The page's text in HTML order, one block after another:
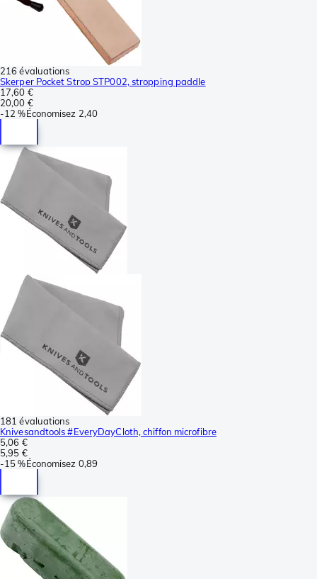
216 évaluations
Skerper Pocket Strop STP002, stropping paddle
17,60 €
20,00 €
-12 %Économisez 2,40
181 évaluations
Knivesandtools #EveryDayCloth, chiffon microfibre
5,06 €
5,95 €
-15 %Économisez 0,89